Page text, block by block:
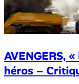
AVENGERS,
héros –